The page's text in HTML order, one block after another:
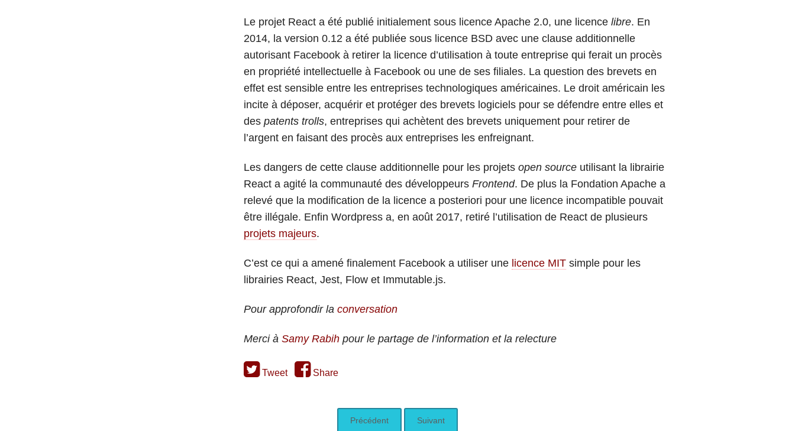
Le projet React a été publié initialement sous licence Apache 2.0, une licence libre. En
2014, la version 0.12 a été publiée sous licence BSD avec une clause additionnelle
autorisant Facebook à retirer la licence d’utilisation à toute entreprise qui ferait un procès
en propriété intellectuelle à Facebook ou une de ses filiales. La question des brevets en
effet est sensible entre les entreprises technologiques américaines. Le droit américain les
incite à déposer, acquérir et protéger des brevets logiciels pour se défendre entre elles et
des patents trolls, entreprises qui achètent des brevets uniquement pour retirer de
l’argent en faisant des procès aux entreprises les enfreignant.
Les dangers de cette clause additionnelle pour les projets open sourceutilisant la librairie
React a agité la communauté des développeurs Frontend. De plus la Fondation Apache a
relevé que la modification de la licence a posteriori pour une licence incompatible pouvait
être illégale. Enfin Wordpress a, en août 2017, retiré l’utilisation de React de plusieurs
projets majeurs.
C’est ce qui a amené finalement Facebook a utiliser une licence MITsimple pour les
librairies React, Jest, Flow et Immutable.js.
Pour approfondir la conversation
Merci à Samy Rabihpour le partage de l’information et la relecture
Tweet Share
Précédent Suivant